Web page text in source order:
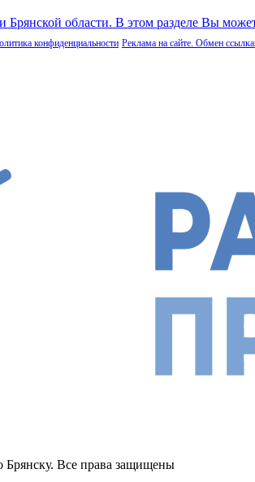
Брянской области. В этом разделе Вы
конфиденциальности Реклама на сайте. Обмен
Брянску. Все права защищены